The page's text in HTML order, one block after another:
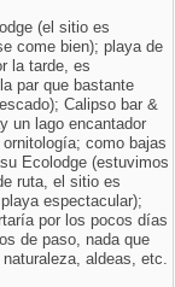
(el sitio es
come bien); playa de
la tarde, es
par que bastante
Calipso bar &
un lago encantador
como bajas
Ecolodge (estuvimos
ruta, el sitio es
espectacular);
por los pocos días
de paso, nada que
aldeas, etc.